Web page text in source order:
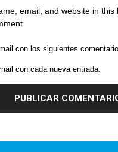
email, and website in this
con los siguientes
con cada nueva entrada.